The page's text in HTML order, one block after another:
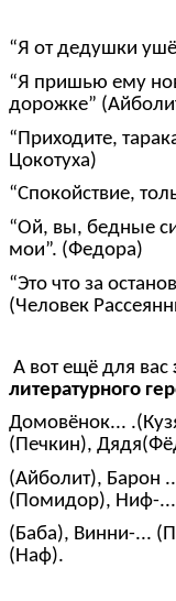
“Я от дедушки
“Я пришью ему
дорожке”
“Приходите,
Цокотуха)
“Спокойствие,
“Ой, вы, бедные
мои”. (Федора)
“Это что за
(Человек
А вот ещё для вас
литературного
Домовёнок...
(Печкин),
(Айболит), Барон
(Помидор), Ниф-
(Баба), Винни-...
(Наф).